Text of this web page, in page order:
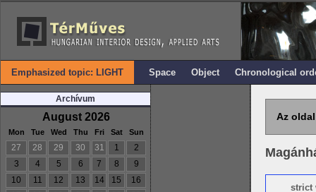
Emphasized topic: LIGHT Space Object Chronological
Archívum
August 2026
Mon Tue Wed Thu Fri Sat Sun
27 28 29 30 31 1
2
3
4 5 6 7 8
9
10
11 12 13 14 15
16
Az
strict